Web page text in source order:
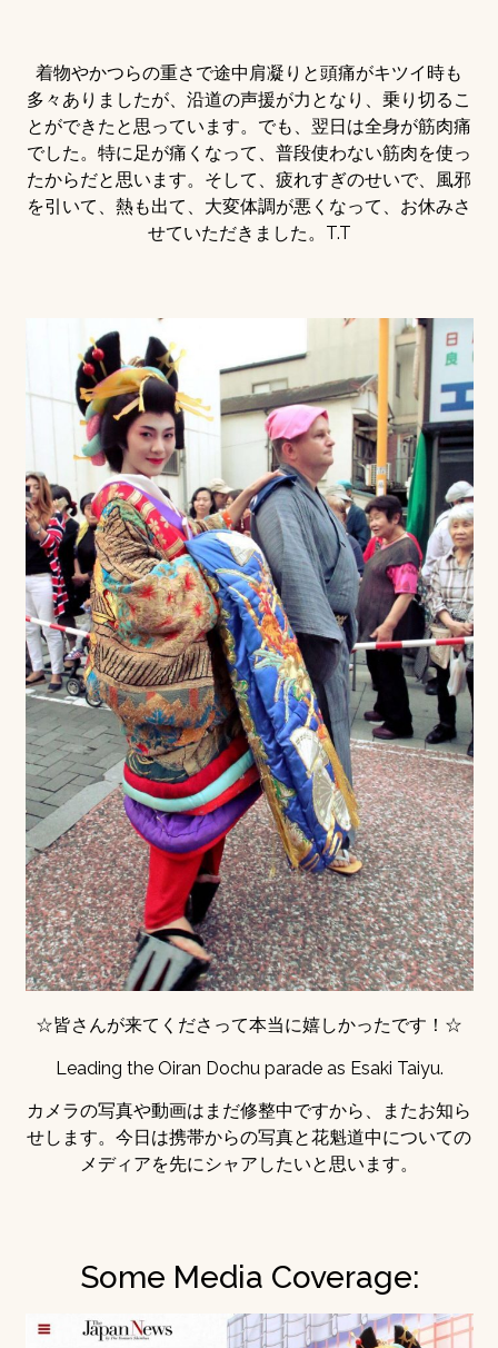
着物やかつらの重さで途中肩凝りと頭痛がキツイ時も
多々ありましたが、沿道の声援が力となり、乗り切るこ
とができたと思っています。でも、翌日は全身が筋肉痛
でした。特に足が痛くなって、普段使わない筋肉を使っ
たからだと思います。そして、疲れすぎのせいで、風邪
を引いて、熱も出て、大変体調が悪くなって、お休みさ
せていただきました。T.T
☆皆さんが来てくださって本当に嬉しかったです！☆
Leading the Oiran Dochu parade as Esaki Taiyu.
カメラの写真や動画はまだ修整中ですから、またお知ら
せします。今日は携帯からの写真と花魁道中についての
メディアを先にシャアしたいと思います。
Some Media Coverage: